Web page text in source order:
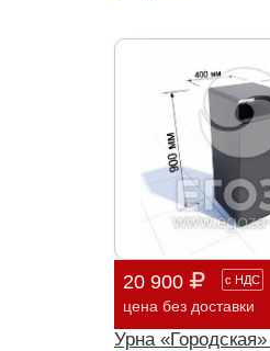
20 900 с НДС
цена без доставки
Урна